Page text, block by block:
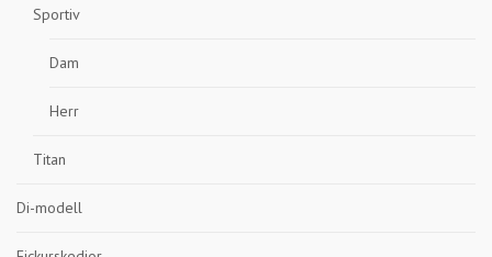
Sportiv
Dam
Herr
Titan
Di-modell